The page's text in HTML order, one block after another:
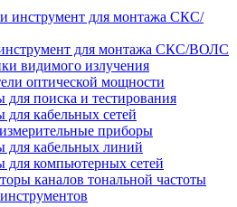
для монтажа СКС/ВОЛС
видимого излучения
оптической мощности
поиска и тестирования
кабельных сетей
приборы
для кабельных линий
для компьютерных сетей
каналов тональной частоты